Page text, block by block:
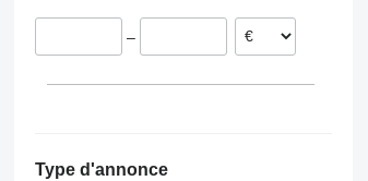
–
Type d'annonce